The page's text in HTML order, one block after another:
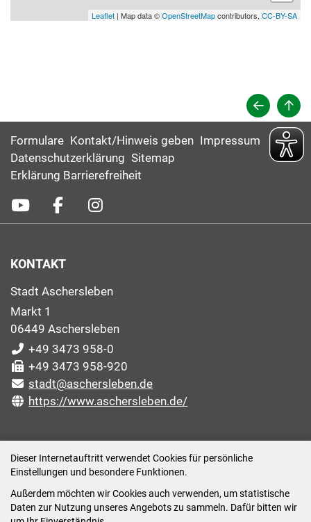
Dieser Internetauftritt verwendet Cookies für persönliche
Einstellungen und besondere Funktionen.
Außerdem möchten wir Cookies auch verwenden, um statistische
Daten zur Nutzung unseres Angebots zu sammeln. Dafür bitten wir
Leaflet | Map data ©OpenStreetMapcontributors, CC-BY-SA
Formulare Kontakt/Hinweis geben Impressum
Datenschutzerklärung Sitemap
Erklärung Barrierefreiheit
KONTAKT
Stadt Aschersleben
Markt 1
06449 Aschersleben
+49 3473 958-0
+49 3473 958-920
stadt@aschersleben.de
https://www.aschersleben.de/
Montag: 09:00-12:00 /14:00-15:00 Uhr
Dienstag: 09:00-12:00 /14:00-16:00 Uhr
Mittwoch: 09:00 - 12:00 Uhr (nach vorheriger